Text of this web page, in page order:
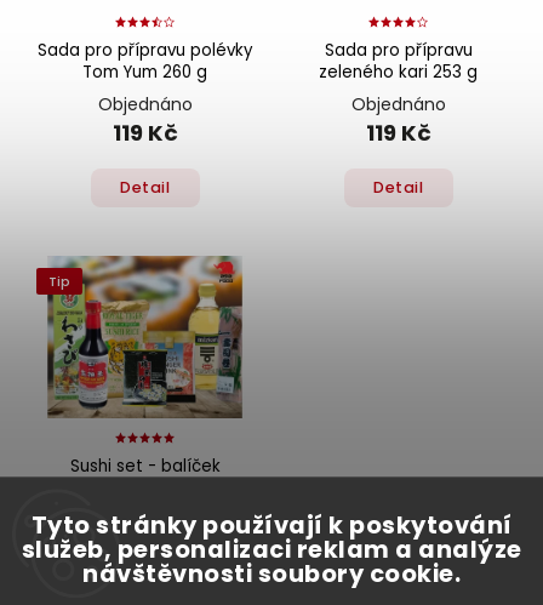
Tyto stránky používají k poskytování
služeb, personalizaci reklam a analýze
návštěvnosti soubory cookie.
Sada pro přípravu polévky
Tom Yum 260 g
Objednáno
119 Kč
Detail
Sada pro přípravu
zeleného kari 253 g
Objednáno
119 Kč
Detail
Tip
Sushi set - balíček
Momentálně nedostupné
455 Kč